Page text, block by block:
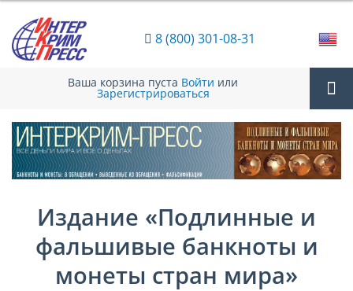
8 (800) 301-08-31
Ваша корзина пуста Войти или
Зарегистрироваться
Издание «Подлинные и
фальшивые банкноты и
монеты стран мира»